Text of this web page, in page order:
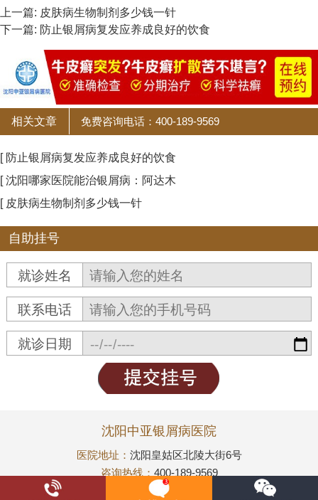
上一篇: 皮肤病生物制剂多少钱一针
下一篇: 防止银屑病复发应养成良好的饮食
相关文章 免费咨询电话：400-189-9569
[ 防止银屑病复发应养成良好的饮食
[ 沈阳哪家医院能治银屑病：阿达木
[ 皮肤病生物制剂多少钱一针
自助挂号
就诊姓名
联系电话
就诊日期
沈阳中亚银屑病医院
医院地址： 沈阳皇姑区北陵大街6号
咨询热线： 400-189-9569